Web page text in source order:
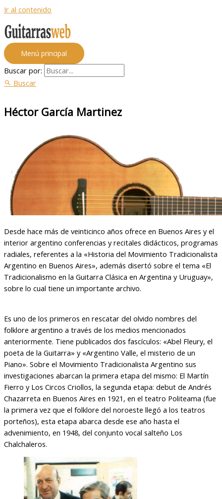
Ir al contenido
Menú principal
Buscar por:
Buscar
Héctor García Martinez
Desde hace más de veinticinco años ofrece en Buenos Aires y el
interior argentino conferencias y recitales didácticos, programas
radiales, referentes a la «Historia del Movimiento Tradicionalista
Argentino en Buenos Aires», además disertó sobre el tema «El
Tradicionalismo en la Guitarra Clásica en Argentina y Uruguay»,
sobre lo cual tiene un importante archivo.
Es uno de los primeros en rescatar del olvido nombres del
folklore argentino a través de los medios mencionados
anteriormente. Tiene publicados dos fascículos: «Abel Fleury, el
poeta de la Guitarra» y «Argentino Valle, el misterio de un
Piano». Sobre el Movimiento Tradicionalista Argentino sus
investigaciones abarcan la primera etapa del mismo: El Martín
Fierro y Los Circos Criollos, la segunda etapa: debut de Andrés
Chazarreta en Buenos Aires en 1921, en el teatro Politeama (fue
la primera vez que el folklore del noroeste llegó a los teatros
porteños), esta etapa abarca desde ese año hasta el
advenimiento, en 1948, del conjunto vocal salteño Los
Chalchaleros.